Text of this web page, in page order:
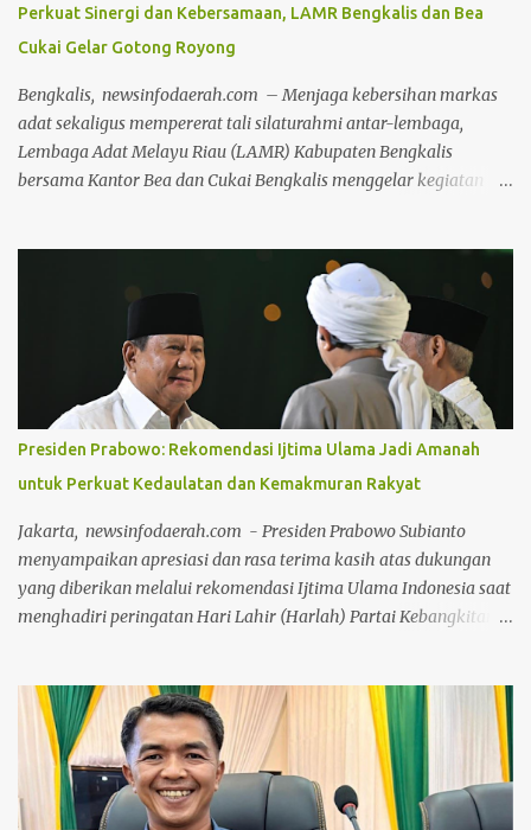
Ade Agus Hartanto dan unsur Forkopimda lainnya serta tokoh-
tokoh masyarakat yang turut hadir memberikan dukungan.
Fahrian menyampaikan bahwa kegiatan ini bukan sekadar
seremoni, tetapi bentuk nyata dari kepedulian insti...
Perkuat Sinergi dan Kebersamaan, LAMR Bengkalis dan Bea
Cukai Gelar Gotong Royong
Bengkalis, newsinfodaerah.com – Menjaga kebersihan markas
adat sekaligus mempererat tali silaturahmi antar-lembaga,
Lembaga Adat Melayu Riau (LAMR) Kabupaten Bengkalis
bersama Kantor Bea dan Cukai Bengkalis menggelar kegiatan
dipimpin langsung oleh pimpinan Majelis Kerapatan Adat (MKA)
Datok Seri H.Ilham Nur dan Dewan Pimpinan Harian (DPH)
Datok Seri Syaukani Al Karim LAMR Kabupaten Bengkalis,
jajaran pengurus, serta jajaran pejabat dan staf Bea & Cukai
Bengkalis. Suasana keakraban tampak menyelimuti jalannya
kegiatan. Sejak pagi, para pengurus adat dan jajaran Bea Cukai
bahu-membahu membersihkan area dalam gedung, halaman,
hingga pengecatan pagar lingkungan sekitar Gedung LAMR
Bengkalis. Ketua MKA LAMR Kabupaten Bengkalis
menyampaikan bahwa tradisi gotong royong merupakan
warisan budaya luhur masyarakat Melayu yang harus terus
dirawat dan dihidupkan dal...
Presiden Prabowo: Rekomendasi Ijtima Ulama Jadi Amanah
untuk Perkuat Kedaulatan dan Kemakmuran Rakyat
Jakarta, newsinfodaerah.com - Presiden Prabowo Subianto
menyampaikan apresiasi dan rasa terima kasih atas dukungan
yang diberikan melalui rekomendasi Ijtima Ulama Indonesia saat
menghadiri peringatan Hari Lahir (Harlah) Partai Kebangkitan
Center (JICC), Jakarta, pada Kamis (23/07/2026). Presiden menilai
rekomendasi tersebut menjadi amanah sekaligus penguat bagi
pemerintah dalam menjalankan pembangunan nasional sesuai
amanat konstitusi. “Hari ini saya dapat hadiah lagi. Luar biasa
itu. Langsung dibacakan tadi. Kesepakatan Ijtima Ulama